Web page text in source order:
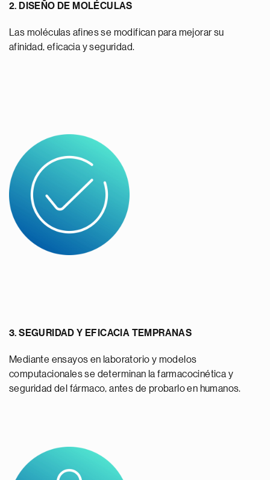
2. DISEÑO DE MOLÉCULAS
Las moléculas afines se modifican para mejorar su
afinidad, eficacia y seguridad.
3. SEGURIDAD Y EFICACIA TEMPRANAS
Mediante ensayos en laboratorio y modelos
computacionales se determinan la farmacocinética y
seguridad del fármaco, antes de probarlo en humanos.